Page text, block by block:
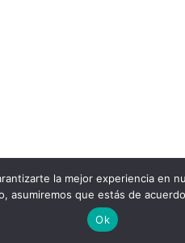
la mejor experiencia en
asumiremos que estás de
Ok